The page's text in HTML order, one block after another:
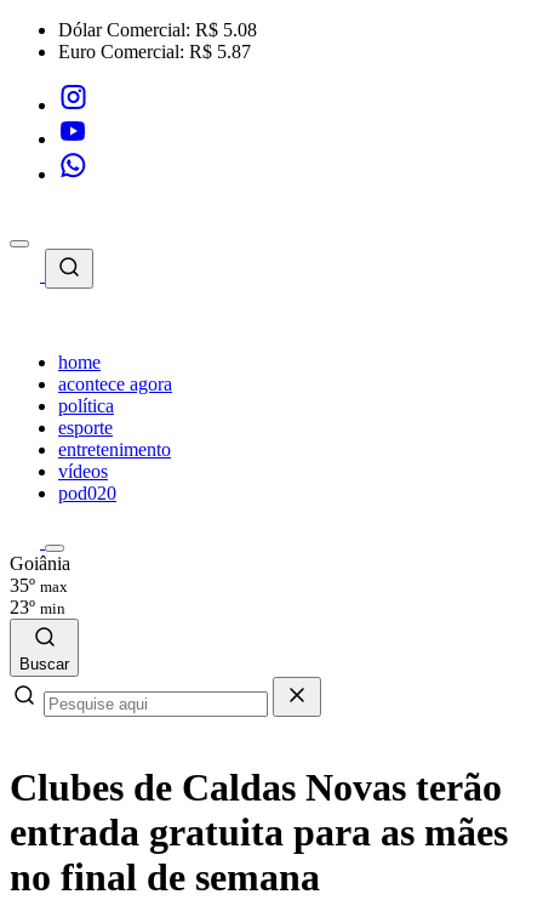
Dólar Comercial: R$ 5.08
Euro Comercial: R$ 5.87
home
acontece agora
política
esporte
entretenimento
vídeos
pod020
Goiânia
35º max
23º min
Buscar
Clubes de Caldas Novas terão
entrada gratuita para as mães
no final de semana